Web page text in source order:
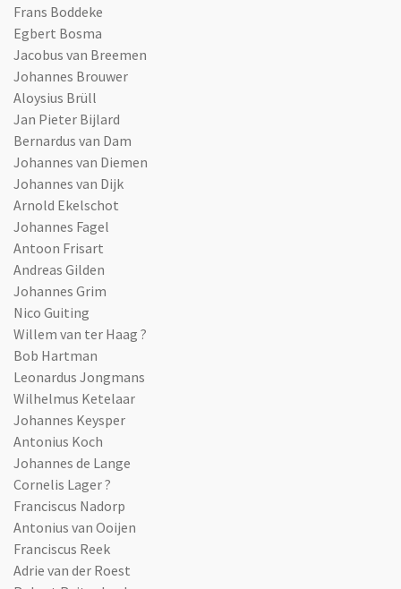
Frans Boddeke
Egbert Bosma
Jacobus van Breemen
Johannes Brouwer
Aloysius Brüll
Jan Pieter Bijlard
Bernardus van Dam
Johannes van Diemen
Johannes van Dijk
Arnold Ekelschot
Johannes Fagel
Antoon Frisart
Andreas Gilden
Johannes Grim
Nico Guiting
Willem van ter Haag ?
Bob Hartman
Leonardus Jongmans
Wilhelmus Ketelaar
Johannes Keysper
Antonius Koch
Johannes de Lange
Cornelis Lager ?
Franciscus Nadorp
Antonius van Ooijen
Franciscus Reek
Adrie van der Roest